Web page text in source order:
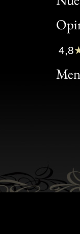
Bon
Clic
Bon
4,8